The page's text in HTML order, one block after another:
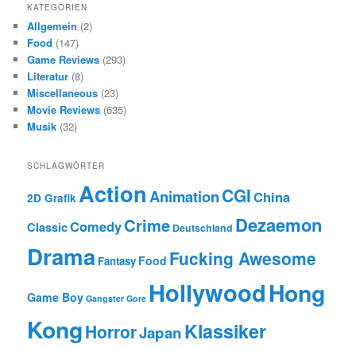
KATEGORIEN
Allgemein (2)
Food (147)
Game Reviews (293)
Literatur (8)
Miscellaneous (23)
Movie Reviews (635)
Musik (32)
SCHLAGWÖRTER
2D GrafikActionAnimationCGIChina
ClassicComedyCrime Deutschland Dezaemon
Drama Fantasy Food Fucking Awesome
Game Boy Gangster Gore HollywoodHong
KongHorrorJapanKlassiker